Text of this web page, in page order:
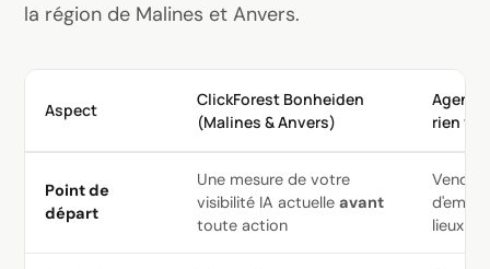
la région de Malines et Anvers.
Aspect
ClickForest Bonheiden
(Malines & Anvers)
rien
Point de
départ
Une mesure de votre
visibilité IA actuelle avant
toute action
Vendre
lieux